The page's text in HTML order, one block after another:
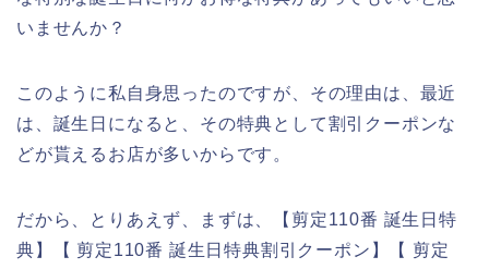
いませんか？
このように私自身思ったのですが、その理由は、最近
は、誕生日になると、その特典として割引クーポンな
どが貰えるお店が多いからです。
だから、とりあえず、まずは、【剪定110番 誕生日特
典】【 剪定110番 誕生日特典割引クーポン】【 剪定